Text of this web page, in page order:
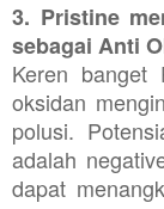
3. Pristine
sebagai Anti
Keren banget
oksidan
polusi.
adalah
dapat